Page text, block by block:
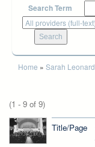
Search Term
You are here
Home » Sarah
(1 - 9 of 9)
Title/Page